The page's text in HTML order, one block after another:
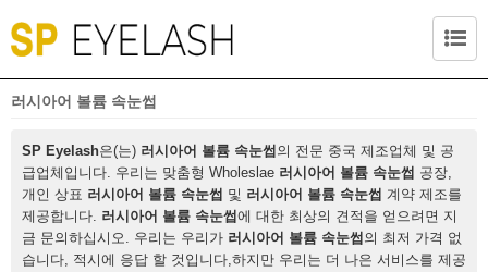
러시아어 볼륨 속눈썹
SP Eyelash은(는) 러시아어 볼륨 속눈썹 의 전문 중국 제조업체 및 공
급업체입니다. 우리는 맞춤형 Wholeslae 러시아어 볼륨 속눈썹 공장,
개인 상표 러시아어 볼륨 속눈썹 및 러시아어 볼륨 속눈썹 계약 제조를
제공합니다. 러시아어 볼륨 속눈썹 에 대한 최상의 견적을 얻으려면 지
금 문의하십시오. 우리는 우리가 러시아어 볼륨 속눈썹 의 최저 가격 없
습니다, 적시에 응답 할 것입니다,하지만 우리는 더 나은 서비스를 제공